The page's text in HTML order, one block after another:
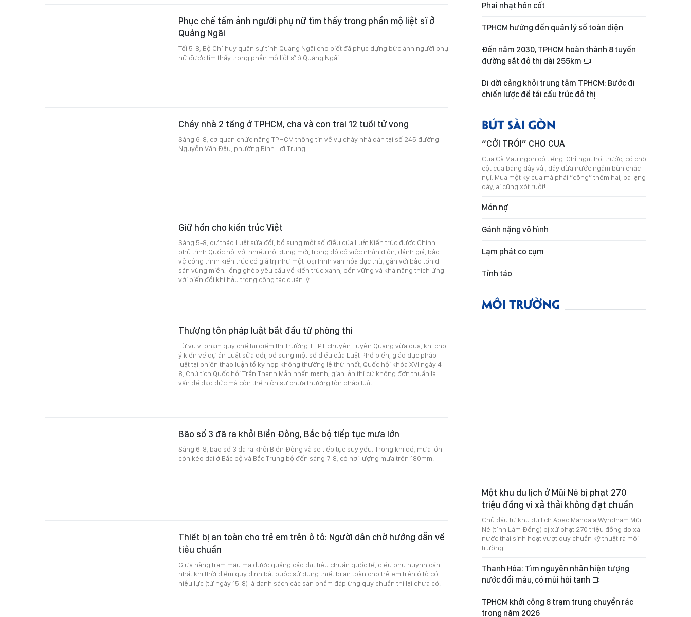
Phục chế tấm ảnh người phụ nữ tìm thấy trong phần mộ liệt sĩ ở
Quảng Ngãi
Tối 5-8, Bộ Chỉ huy quân sự tỉnh Quảng Ngãi cho biết đã phục dựng bức ảnh người phụ
nữ được tìm thấy trong phần mộ liệt sĩ ở Quảng Ngãi.
Cháy nhà 2 tầng ở TPHCM, cha và con trai 12 tuổi tử vong
Sáng 6-8, cơ quan chức năng TPHCM thông tin về vụ cháy nhà dân tại số 245 đường
Nguyễn Văn Đậu, phường Bình Lợi Trung.
Giữ hồn cho kiến trúc Việt
Sáng 5-8, dự thảo Luật sửa đổi, bổ sung một số điều của Luật Kiến trúc được Chính
phủ trình Quốc hội với nhiều nội dung mới, trong đó có việc nhận diện, đánh giá, bảo
vệ công trình kiến trúc có giá trị như một loại hình văn hóa đặc thù, gắn với bảo tồn di
sản vùng miền; lồng ghép yêu cầu về kiến trúc xanh, bền vững và khả năng thích ứng
với biến đổi khí hậu trong công tác quản lý.
Thượng tôn pháp luật bắt đầu từ phòng thi
Từ vụ vi phạm quy chế tại điểm thi Trường THPT chuyên Tuyên Quang vừa qua, khi cho
ý kiến về dự án Luật sửa đổi, bổ sung một số điều của Luật Phổ biến, giáo dục pháp
luật tại phiên thảo luận tổ kỳ họp không thường lệ thứ nhất, Quốc hội khóa XVI ngày 4-
8, Chủ tịch Quốc hội Trần Thanh Mẫn nhấn mạnh, gian lận thi cử không đơn thuần là
vấn đề đạo đức mà còn thể hiện sự chưa thượng tôn pháp luật.
Bão số 3 đã ra khỏi Biển Đông, Bắc bộ tiếp tục mưa lớn
Sáng 6-8, bão số 3 đã ra khỏi Biển Đông và sẽ tiếp tục suy yếu. Trong khi đó, mưa lớn
còn kéo dài ở Bắc bộ và Bắc Trung bộ đến sáng 7-8, có nơi lượng mưa trên 180mm.
Thiết bị an toàn cho trẻ em trên ô tô: Người dân chờ hướng dẫn về
tiêu chuẩn
Giữa hàng trăm mẫu mã được quảng cáo đạt tiêu chuẩn quốc tế, điều phụ huynh cần
nhất khi thời điểm quy định bắt buộc sử dụng thiết bị an toàn cho trẻ em trên ô tô có
hiệu lực (từ ngày 15-8) là danh sách các sản phẩm đáp ứng quy chuẩn thì lại chưa có.
Phai nhạt hồn cốt
TPHCM hướng đến quản lý số toàn diện
Đến năm 2030, TPHCM hoàn thành 8 tuyến
đường sắt đô thị dài 255km
Di dời cảng khỏi trung tâm TPHCM: Bước đi
chiến lược để tái cấu trúc đô thị
BÚT SÀI GÒN
“CỞI TRÓI” CHO CUA
Cua Cà Mau ngon có tiếng. Chỉ ngặt hồi trước, có chỗ
cột cua bằng dây vải, dây dừa nước ngâm bùn chắc
nụi. Mua một ký cua mà phải “cõng” thêm hai, ba lạng
dây, ai cũng xót ruột!
Món nợ
Gánh nặng vô hình
Lạm phát co cụm
Tỉnh táo
MÔI TRƯỜNG
Một khu du lịch ở Mũi Né bị phạt 270
triệu đồng vì xả thải không đạt chuẩn
Chủ đầu tư khu du lịch Apec Mandala Wyndham Mũi
Né (tỉnh Lâm Đồng) bị xử phạt 270 triệu đồng do xả
nước thải sinh hoạt vượt quy chuẩn kỹ thuật ra môi
trường.
Thanh Hóa: Tìm nguyên nhân hiện tượng
nước đổi màu, có mùi hôi tanh
TPHCM khởi công 8 trạm trung chuyển rác
trong năm 2026